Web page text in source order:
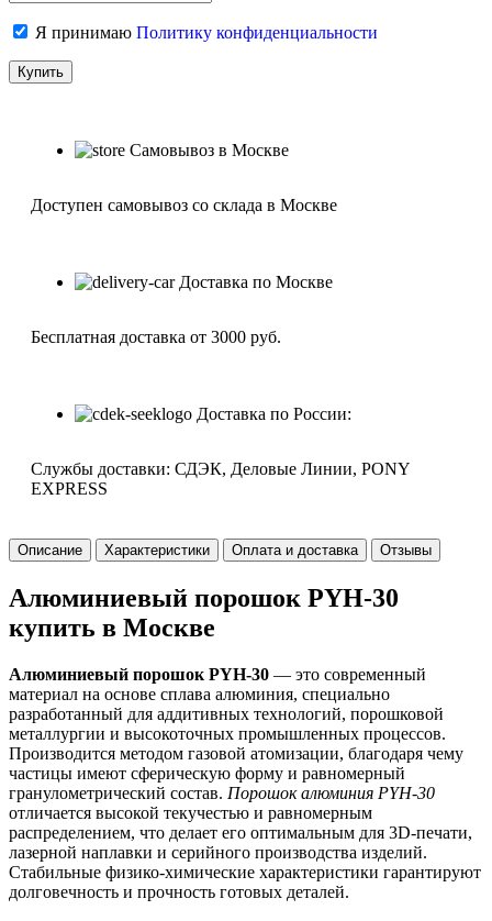
Я принимаю Политику конфиденциальности
Самовывоз в Москве
Доступен самовывоз со склада в Москве
Доставка по Москве
Бесплатная доставка от 3000 руб.
Доставка по России:
Службы доставки: СДЭК, Деловые Линии, PONY
EXPRESS
Описание Характеристики Оплата и доставка Отзывы
Алюминиевый порошок PYH-30
купить в Москве
Алюминиевый порошок PYH-30 — это современный
материал на основе сплава алюминия, специально
разработанный для аддитивных технологий, порошковой
металлургии и высокоточных промышленных процессов.
Производится методом газовой атомизации, благодаря чему
частицы имеют сферическую форму и равномерный
гранулометрический состав. Порошок алюминия PYH-30
отличается высокой текучестью и равномерным
распределением, что делает его оптимальным для 3D-печати,
лазерной наплавки и серийного производства изделий.
Стабильные физико-химические характеристики гарантируют
долговечность и прочность готовых деталей.